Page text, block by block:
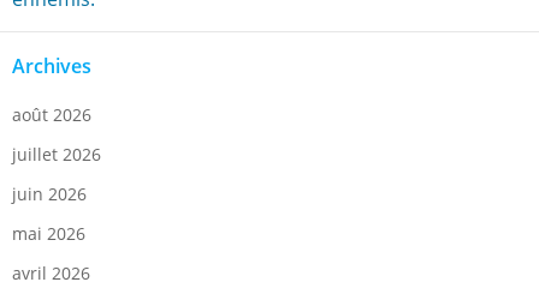
Archives
août 2026
juillet 2026
juin 2026
mai 2026
avril 2026